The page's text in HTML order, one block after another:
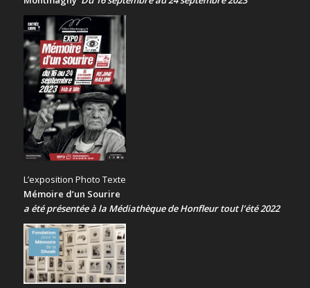
L’exposition Photo Texte
Mémoire d’un Sourire
a été présentéeà la Médiathèque de Honfleur tout l’été 2022